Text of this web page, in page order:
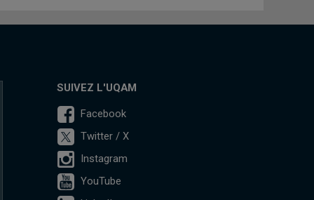
SUIVEZ L'UQAM
Facebook
Twitter / X
Instagram
YouTube